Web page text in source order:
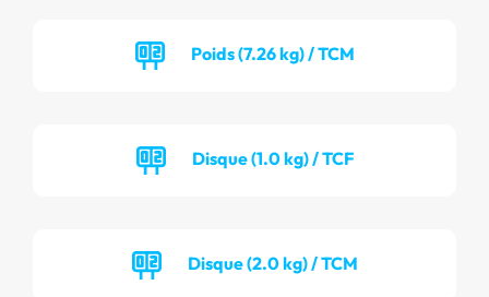
Poids (7.26 kg) / TCM
Disque (1.0 kg) / TCF
Disque (2.0 kg) / TCM